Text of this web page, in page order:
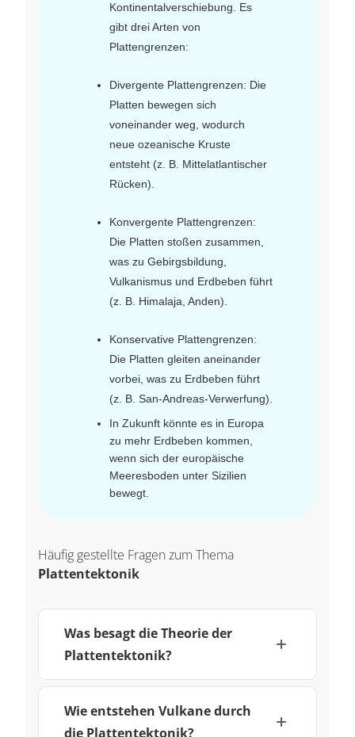
Kontinentalverschiebung. Es
gibt drei Arten von
Plattengrenzen:
Divergente Plattengrenzen: Die
Platten bewegen sich
voneinander weg, wodurch
neue ozeanische Kruste
entsteht (z. B. Mittelatlantischer
Rücken).
Konvergente Plattengrenzen:
Die Platten stoßen zusammen,
was zu Gebirgsbildung,
Vulkanismus und Erdbeben führt
(z. B. Himalaja, Anden).
Konservative Plattengrenzen:
Die Platten gleiten aneinander
vorbei, was zu Erdbeben führt
(z. B. San-Andreas-Verwerfung).
In Zukunft könnte es in Europa
zu mehr Erdbeben kommen,
wenn sich der europäische
Meeresboden unter Sizilien
bewegt.
Häufig gestellte Fragen zum Thema
Plattentektonik
Was besagt die Theorie der
Plattentektonik?
Wie entstehen Vulkane durch
die Plattentektonik?